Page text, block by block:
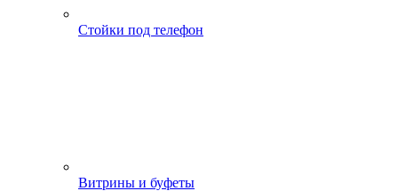
Стойки под телефон
Витрины и буфеты